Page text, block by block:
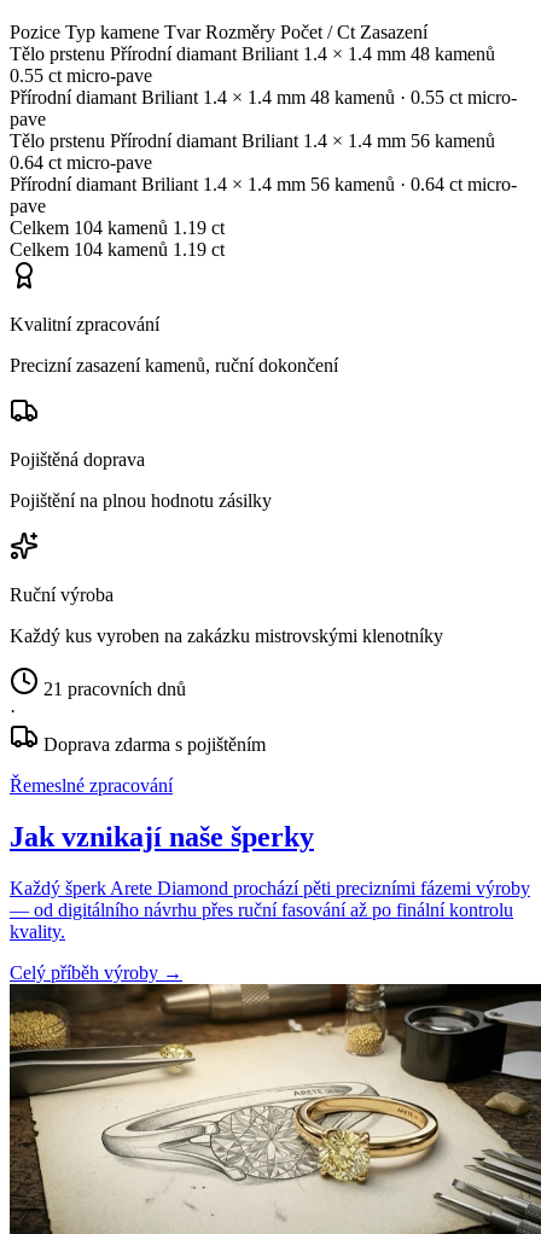
Pozice Typ kamene Tvar Rozměry Počet / Ct Zasazení
Tělo prstenu Přírodní diamant Briliant 1.4 × 1.4 mm 48 kamenů
0.55 ct micro-pave
Přírodní diamant Briliant 1.4 × 1.4 mm 48 kamenů · 0.55 ct micro-
pave
Tělo prstenu Přírodní diamant Briliant 1.4 × 1.4 mm 56 kamenů
0.64 ct micro-pave
Přírodní diamant Briliant 1.4 × 1.4 mm 56 kamenů · 0.64 ct micro-
pave
Celkem 104 kamenů 1.19 ct
Celkem 104 kamenů 1.19 ct
Kvalitní zpracování
Precizní zasazení kamenů, ruční dokončení
Pojištěná doprava
Pojištění na plnou hodnotu zásilky
Ruční výroba
Každý kus vyroben na zakázku mistrovskými klenotníky
21 pracovních dnů
·
Doprava zdarma s pojištěním
Řemeslné zpracování
Jak vznikají naše šperky
Každý šperk Arete Diamond prochází pěti precizními fázemi výroby
— od digitálního návrhu přes ruční fasování až po finální kontrolu
kvality.
Celý příběh výroby →